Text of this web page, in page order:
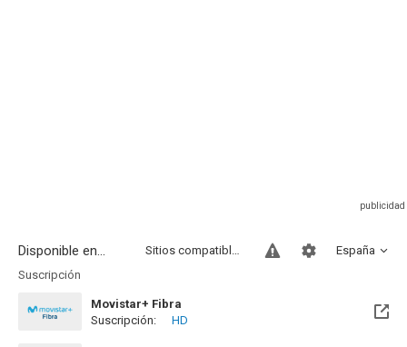
Disponible en... España
Sitios compatibles
Suscripción
Movistar+ Fibra
Disponible hasta el Vie, 01 Ene 2100 (Quedan 73 años)
Suscripción: HD